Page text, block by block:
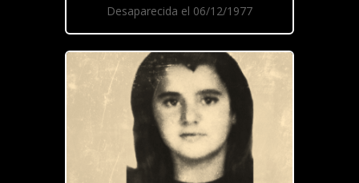
Desaparecida el 06/12/1977